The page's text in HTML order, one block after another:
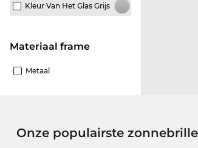
Kleur Van Het Glas Grijs
Materiaal frame
Metaal
Onze populairste